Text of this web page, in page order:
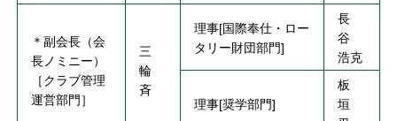
＊副会長（会
長ノミニー）
［クラブ管理
運営部門］
三
輪
斉
理事[国際奉仕・ロー
タリー財団部門]
長
谷
浩克
理事[奨学部門]
板
垣